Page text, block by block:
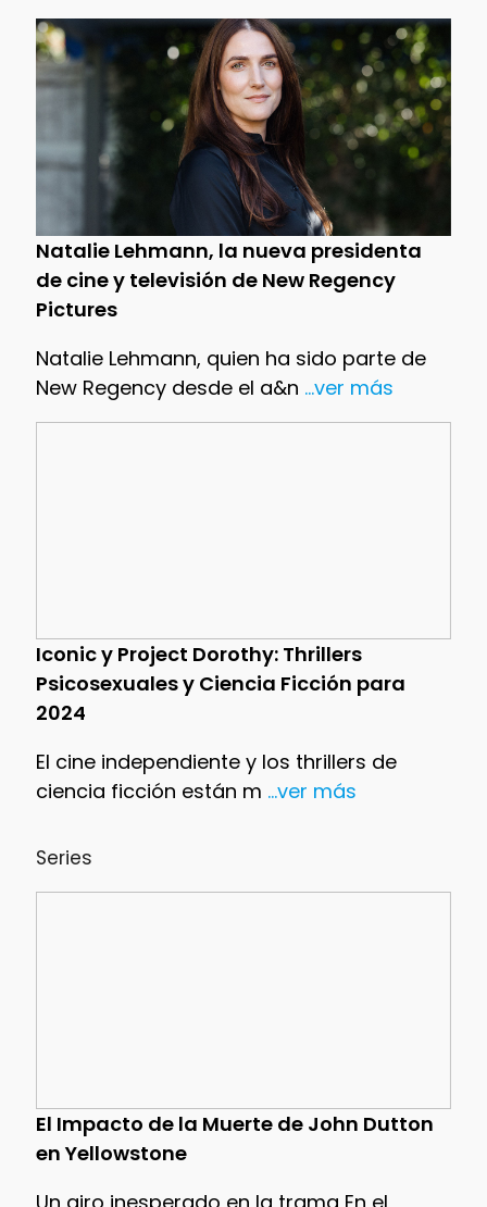
Natalie Lehmann, la nueva presidenta
de cine y televisión de New Regency
Pictures
Natalie Lehmann, quien ha sido parte de
New Regency desde el a&n ...ver más
Iconic y Project Dorothy: Thrillers
Psicosexuales y Ciencia Ficción para
2024
El cine independiente y los thrillers de
ciencia ficción están m ...ver más
Series
El Impacto de la Muerte de John Dutton
en Yellowstone